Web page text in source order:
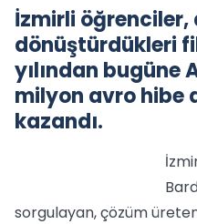
İzmirli öğrenciler,
dönüştürdükleri
yılından bugüne
milyon avro hibe
kazandı.
sorgulayan, çözüm